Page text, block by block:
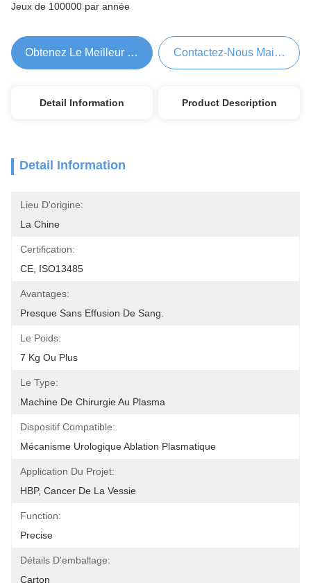
Jeux de 100000 par année
Obtenez Le Meilleur Prix Contactez-Nous Maintenant
Detail Information Product Description
Detail Information
Lieu D'origine:
La Chine
Certification:
CE, ISO13485
Avantages:
Presque Sans Effusion De Sang.
Le Poids:
7 Kg Ou Plus
Le Type:
Machine De Chirurgie Au Plasma
Dispositif Compatible:
Mécanisme Urologique Ablation Plasmatique
Application Du Projet:
HBP, Cancer De La Vessie
Function:
Precise
Détails D'emballage:
Carton